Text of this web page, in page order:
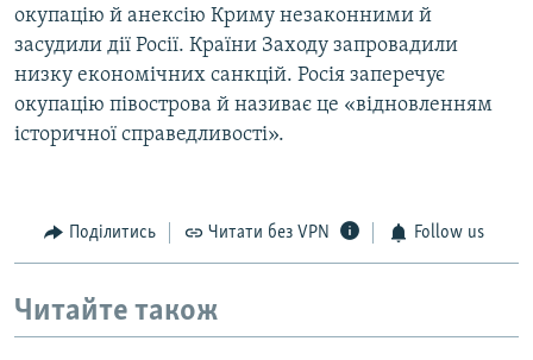
окупацію й анексію Криму незаконними й
засудили дії Росії. Країни Заходу запровадили
низку економічних санкцій. Росія заперечує
окупацію півострова й називає це «відновленням
історичної справедливості».
Поділитись Читати без VPN Follow us
Читайте також